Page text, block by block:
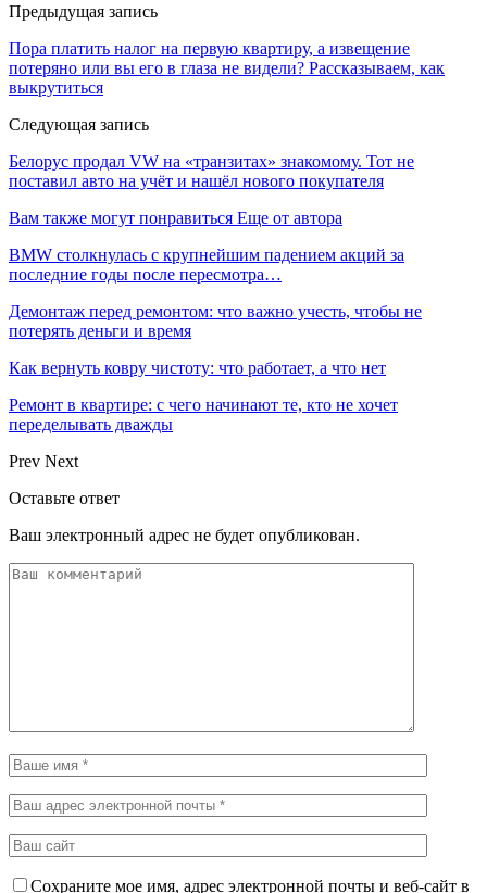
Предыдущая запись
Пора платить налог на первую квартиру, а извещение
потеряно или вы его в глаза не видели? Рассказываем, как
выкрутиться
Следующая запись
Белорус продал VW на «транзитах» знакомому. Тот не
поставил авто на учёт и нашёл нового покупателя
Вам также могут понравиться Еще от автора
BMW столкнулась с крупнейшим падением акций за
последние годы после пересмотра…
Демонтаж перед ремонтом: что важно учесть, чтобы не
потерять деньги и время
Как вернуть ковру чистоту: что работает, а что нет
Ремонт в квартире: с чего начинают те, кто не хочет
переделывать дважды
Prev Next
Оставьте ответ
Ваш электронный адрес не будет опубликован.
Сохраните мое имя, адрес электронной почты и веб-сайт в